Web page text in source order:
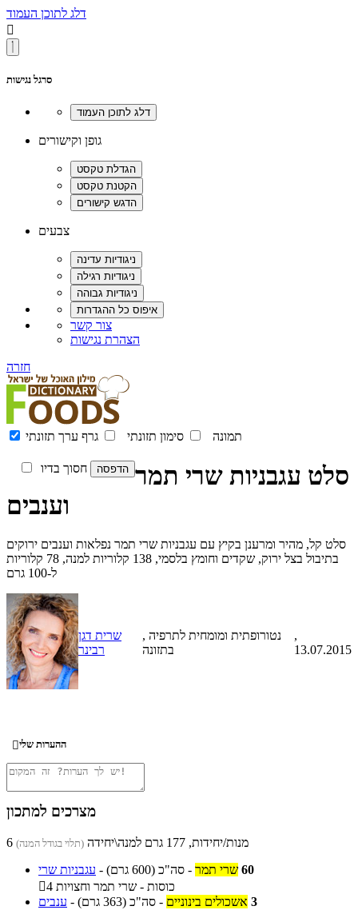
דלג לתוכן העמוד

סרגל נגישות
גופן וקישורים
צבעים
צור קשר
הצהרת נגישות
חזרה
תמונה סימון תזונתי גרף ערך תזונתי
חסוך בדיו
סלט עגבניות שרי תמר
וענבים
סלט קל, מהיר ומרענן בקיץ עם עגבניות שרי תמר נפלאות וענבים ירוקים
בתיבול בצל ירוק, שקדים וחומץ בלסמי, 138 קלוריות למנה, 78 קלוריות
ל-100 גרם
שרית דגן
רבינר
, נטורופתית ומומחית לתרפיה
בתזונה
,
13.07.2015
ההערות שלי
מצרכים למתכון
6 מנות/יחידות, 177 גרם למנה\יחידה (תלוי בגודל המנה)
עגבניות שרי - 60 שרי תמר - סה"כ (600 גרם)

4 כוסות - שרי תמר וחצויות
ענבים - 3 אשכולים בינוניים - סה"כ (363 גרם)